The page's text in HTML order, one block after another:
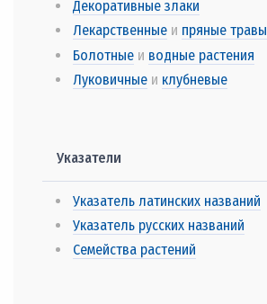
Декоративные злаки
Лекарственныеи пряные травы
Болотныеи водные растения
Луковичныеи клубневые
Указатели
Указатель латинских названий
Указатель русских названий
Семейства растений